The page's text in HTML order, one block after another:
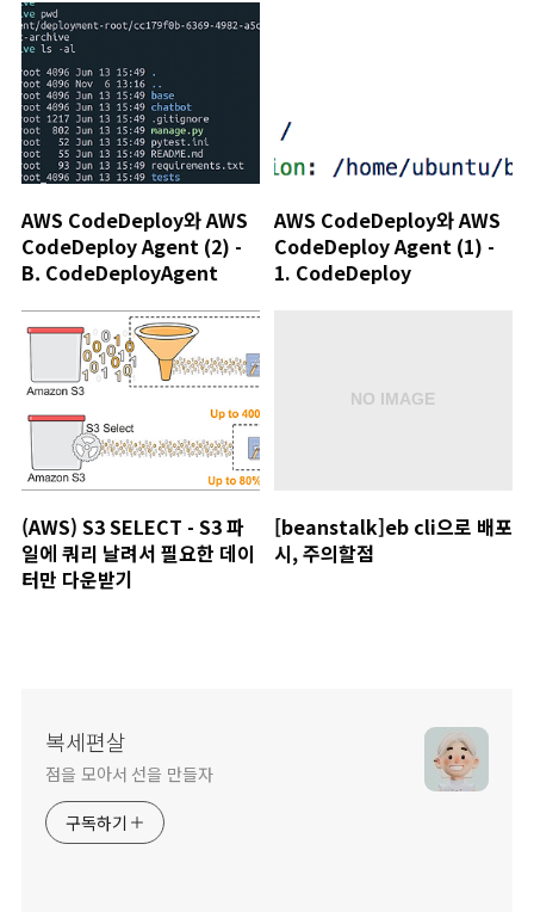
AWS CodeDeploy와 AWS
CodeDeploy Agent (2) -
B. CodeDeployAgent
AWS CodeDeploy와 AWS
CodeDeploy Agent (1) -
1. CodeDeploy
(AWS) S3 SELECT - S3 파
일에 쿼리 날려서 필요한 데이
터만 다운받기
[beanstalk]eb cli으로 배포
시, 주의할점
복세편살
점을 모아서 선을 만들자
구독하기